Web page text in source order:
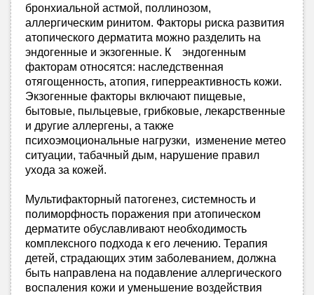
бронхиальной астмой, поллинозом,
аллергическим ринитом. Факторы риска развития
атопического дерматита можно разделить на
эндогенные и экзогенные. К эндогенным
факторам относятся: наследственная
отягощенность, атопия, гиперреактивность кожи.
Экзогенные факторы включают пищевые,
бытовые, пыльцевые, грибковые, лекарственные
и другие аллергены, а также
психоэмоциональные нагрузки, изменение метео
ситуации, табачный дым, нарушение правил
ухода за кожей.
Мультифакторный патогенез, системность и
полиморфность поражения при атопическом
дерматите обуславливают необходимость
комплексного подхода к его лечению. Терапия
детей, страдающих этим заболеванием, должна
быть направлена на подавление аллергического
воспаления кожи и уменьшение воздействия